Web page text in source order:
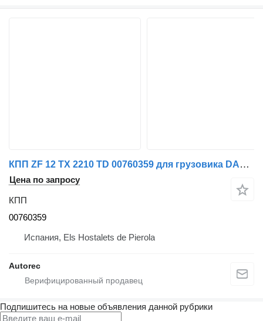
КПП ZF 12 TX 2210 TD 00760359 для грузовика DAF 480
Цена по запросу
КПП
00760359
Испания, Els Hostalets de Pierola
Autorec
Подпишитесь на новые объявления данной рубрики